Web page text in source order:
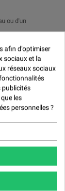
ou d'un
lisse.
optimale
optimale ?
pour une
extérieurs,
afin d'optimiser
sociaux et la
réseaux sociaux
publicités
les
personnelles ?